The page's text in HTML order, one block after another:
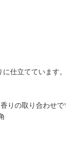
に仕立てています。
りの取り合わせで